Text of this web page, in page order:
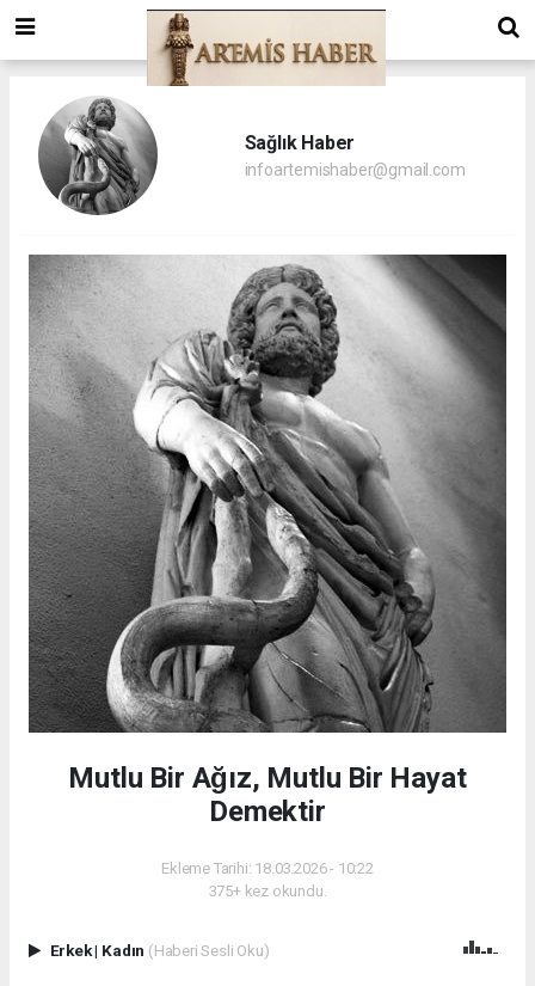
Sağlık Haber
infoartemishaber@gmail.com
Mutlu Bir Ağız, Mutlu Bir Hayat
Demektir
Ekleme Tarihi: 18.03.2026 - 10:22
375+ kez okundu.
Erkek| Kadın (Haberi Sesli Oku)